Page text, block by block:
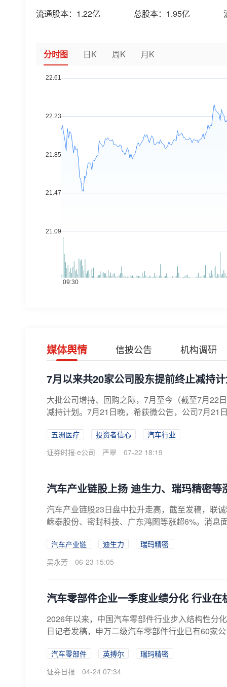
流通股本： 1.22亿 总股本： 1.95亿
分时图 日K 周K 月K
媒体舆情 信披公告 机构调研
7月以来共20家公司股东提前终止减持
大批公司增持、回购之际，7月至今（截至7月22
减持计划。7月21日晚，希荻微公告，公司7月21
五洲医疗 投资者信心
汽车行业
证券时报·e公司
严翠 07-22 18:19
汽车产业链股上扬 迪生力、瑞玛精密等
汽车产业链股23日盘中拉升走高，截至发稿，联
嵘泰股份、密封科技、广东鸿图等涨超6%。消息
汽车产业链 迪生力
瑞玛精密
吴永芳
06-23 15:05
汽车零部件企业一季度业绩分化 行业在
2026年以来，中国汽车零部件行业步入结构性分
日记者发稿，申万二级汽车零部件行业已有60家
汽车零部件 英搏尔
瑞玛精密
证券日报
04-24 07:34